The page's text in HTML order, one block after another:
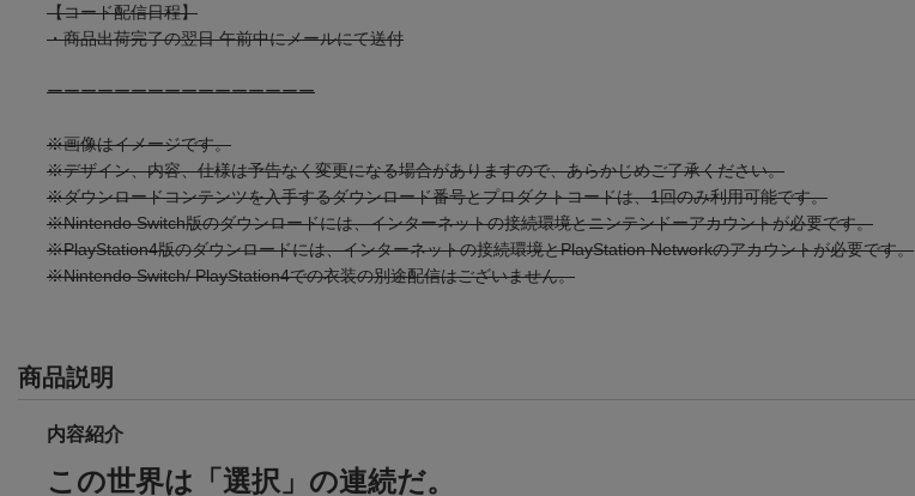
【コード配信日程】
・商品出荷完了の翌日 午前中にメールにて送付
ーーーーーーーーーーーーーーーー
※画像はイメージです。
※デザイン、内容、仕様は予告なく変更になる場合がありますので、あらかじめご了承ください。
※ダウンロードコンテンツを入手するダウンロード番号とプロダクトコードは、1回のみ利用可能です。
※Nintendo Switch版のダウンロードには、インターネットの接続環境とニンテンドーアカウントが必要です。
※PlayStation4版のダウンロードには、インターネットの接続環境とPlayStation Networkのアカウントが必要です。
※Nintendo Switch/ PlayStation4での衣装の別途配信はございません。
商品説明
内容紹介
この世界は「選択」の連続だ。